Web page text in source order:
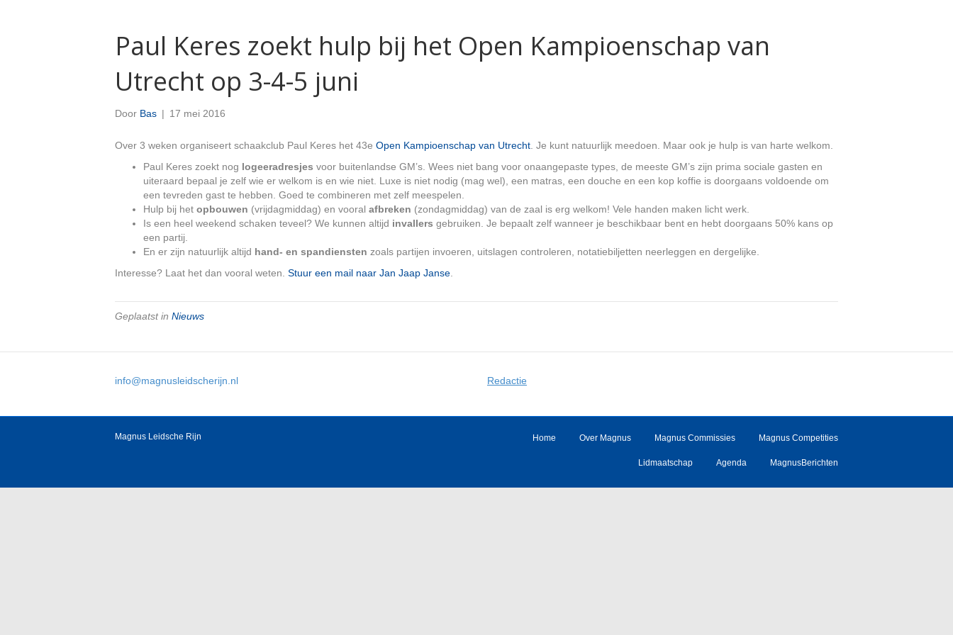
Paul Keres zoekt hulp bij het Open Kampioenschap van
Utrecht op 3-4-5 juni
Door Bas | 17 mei 2016
Over 3 weken organiseert schaakclub Paul Keres het 43e Open Kampioenschap van Utrecht . Je kunt natuurlijk meedoen. Maar ook je hulp is van harte welkom.
Paul Keres zoekt nog logeeradresjes voor buitenlandse GM’s. Wees niet bang voor onaangepaste types, de meeste GM’s zijn prima sociale gasten en
uiteraard bepaal je zelf wie er welkom is en wie niet. Luxe is niet nodig (mag wel), een matras, een douche en een kop koffie is doorgaans voldoende om
een tevreden gast te hebben. Goed te combineren met zelf meespelen.
Hulp bij het opbouwen (vrijdagmiddag) en vooral afbreken (zondagmiddag) van de zaal is erg welkom! Vele handen maken licht werk.
Is een heel weekend schaken teveel? We kunnen altijd invallers gebruiken. Je bepaalt zelf wanneer je beschikbaar bent en hebt doorgaans 50% kans op
een partij.
En er zijn natuurlijk altijd hand- en spandiensten zoals partijen invoeren, uitslagen controleren, notatiebiljetten neerleggen en dergelijke.
Interesse? Laat het dan vooral weten. Stuur een mail naar Jan Jaap Janse
Geplaatst in Nieuws
info@magnusleidscherijn.nl Redactie
Magnus Leidsche Rijn Home Over Magnus Magnus Commissies Magnus Competities
Lidmaatschap Agenda MagnusBerichten